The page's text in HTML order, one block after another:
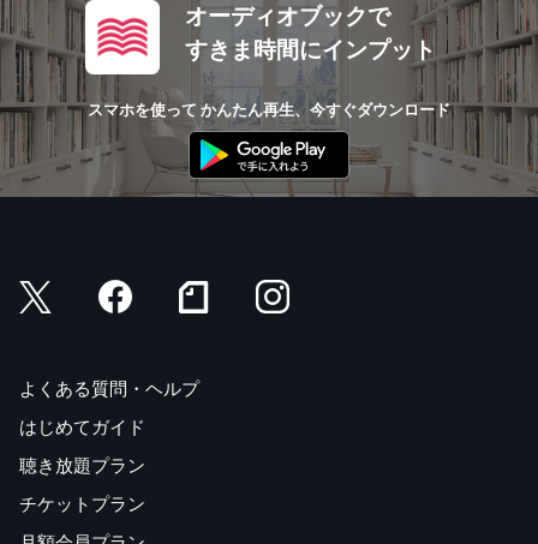
オーディオブックで
すきま時間にインプット
スマホを使って かんたん再生、今すぐダウンロード
よくある質問・ヘルプ
はじめてガイド
聴き放題プラン
チケットプラン